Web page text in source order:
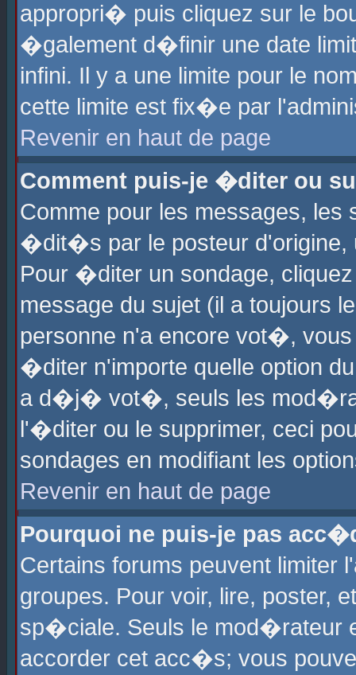
appropri� puis cliquez sur le
�galement d�finir une date
infini. Il y a une limite pour le
cette limite est fix�e par
Revenir en haut de page
Comment puis-je �diter ou
Comme pour les messages,
�dit�s par le posteur d'origine,
Pour �diter un sondage,
message du sujet (il a toujours
personne n'a encore vot�,
�diter n'importe quelle option
a d�j� vot�, seuls les
l'�diter ou le supprimer, ceci
sondages en modifiant les
Revenir en haut de page
Pourquoi ne puis-je pas
Certains forums peuvent
groupes. Pour voir, lire, poster,
sp�ciale. Seuls le mod�rateur
accorder cet acc�s; vous